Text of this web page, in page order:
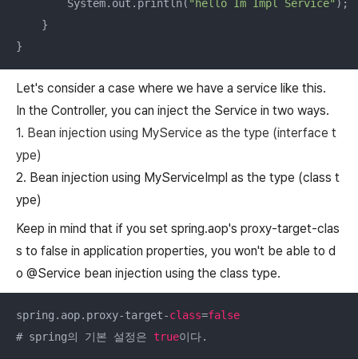
        System.out.println(
"hello Im Impl Service" );
    }
}
Let's consider a case where we have a service like this.
In the Controller, you can inject the Service in two ways.
1. Bean injection using MyService as the type (interface t
ype)
2. Bean injection using MyServiceImpl as the type (class t
ype)
Keep in mind that if you set spring.aop's proxy-target-clas
s to false in application properties, you won't be able to d
o @Service bean injection using the class type.
spring.aop.proxy-target-class=false
# spring의 기본 설정은 true이다.